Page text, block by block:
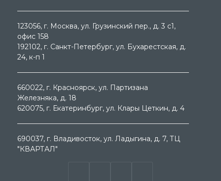
123056, г. Москва, ул. Грузинский пер., д. 3 c1,
офис 158
192102, г. Санкт-Петербург, ул. Бухарестская, д.
24, к-п 1
660022, г. Красноярск, ул. Партизана
Железняка, д. 18
620075, г. Екатеринбург, ул. Клары Цеткин, д. 4
690037, г. Владивосток, ул. Ладыгина, д. 7, ТЦ
"КВАРТАЛ"